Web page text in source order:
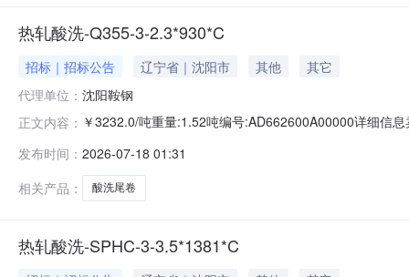
热轧酸洗-Q355-3-2.3*930*C
招标｜招标公告 辽宁省｜沈阳市 其他
其它
代理单位： 沈阳鞍钢
正文内容： ￥3232.0/吨重量:1.52吨编号:AD662600A00000详细信
求产线名称:冷轧1#线锌层重量代码描述:上表面锌层重量
发布时间： 2026-07-18 01:31
相关产品：
酸洗尾卷
热轧酸洗-SPHC-3-3.5*1381*C